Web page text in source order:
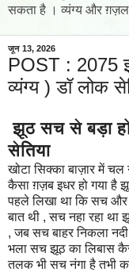
सकता है । व्यंग्य और ग़ज़ल
जून 13, 2026
POST : 2075
व्यंग्य ) डॉ लोक
झूठ सच से बड़ा हो
सेतिया
खोटा सिक्का बाज़ार में
कैसा ग़ज़ब इधर हो गया है
पहले लिखा था कि सच और
बात थी , सच नहा रहा
, जब सच बाहर निकला
भला सच झूठ का लिबास
तलक भी सच नंगा है तभी